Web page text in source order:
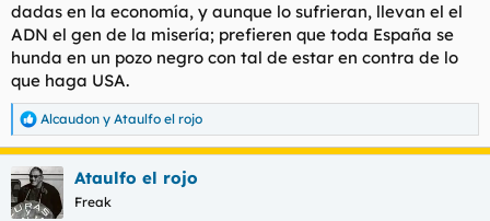
dadas en la economía, y aunque lo sufrieran, llevan el el
ADN el gen de la misería; prefieren que toda España se
hunda en un pozo negro con tal de estar en contra de lo
que haga USA.
R
e
a
c
c
i
Alcaudon y Ataulfo el rojo
Ataulfo el rojo
Freak